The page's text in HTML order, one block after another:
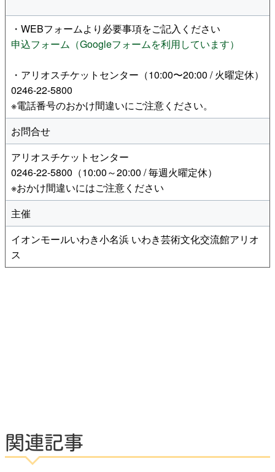
・WEBフォームより必要事項をご記入ください
申込フォーム（Googleフォームを利用しています）
・アリオスチケットセンター（10:00〜20:00 / 火曜定休）
0246-22-5800
※電話番号のおかけ間違いにご注意ください。
お問合せ
アリオスチケットセンター
0246-22-5800（10:00～20:00 / 毎週火曜定休）
※おかけ間違いにはご注意ください
主催
イオンモールいわき小名浜 いわき芸術文化交流館アリオ
ス
関連記事